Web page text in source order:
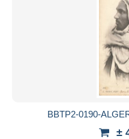
BBTP2-0190-
±